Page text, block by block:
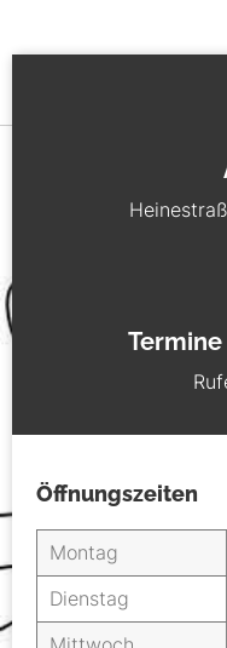
Öffnungszeiten
Montag
Dienstag